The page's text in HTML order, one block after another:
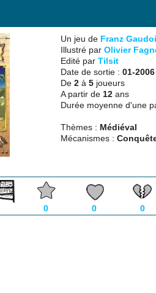
Un jeu de Franz
Illustré par Olivier
Edité par Tilsit
Date de sortie : 01-2006
De 2à 5joueurs
A partir de 12ans
Durée moyenne d'une
Thèmes : Médiéval
Mécanismes :
0 0 0